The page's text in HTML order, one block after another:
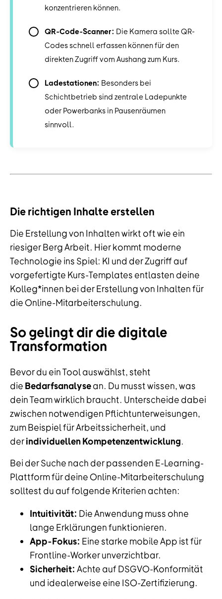
konzentrieren können.
QR-Code-Scanner: Die Kamera sollte QR-
Codes schnell erfassen können für den
direkten Zugriff vom Aushang zum Kurs.
Ladestationen: Besonders bei
Schichtbetrieb sind zentrale Ladepunkte
oder Powerbanks in Pausenräumen
sinnvoll.
Die richtigen Inhalte erstellen
Die Erstellung von Inhalten wirkt oft wie ein
riesiger Berg Arbeit. Hier kommt moderne
Technologie ins Spiel: KI und der Zugriff auf
vorgefertigte Kurs-Templates entlasten deine
Kolleg*innen bei der Erstellung von Inhalten für
die Online-Mitarbeiterschulung.
So gelingt dir die digitale
Transformation
Bevor du ein Tool auswählst, steht
die Bedarfsanalysean. Du musst wissen, was
dein Team wirklich braucht. Unterscheide dabei
zwischen notwendigen Pflichtunterweisungen,
zum Beispiel für Arbeitssicherheit, und
derindividuellen Kompetenzentwicklung.
Bei der Suche nach der passenden E-Learning-
Plattform für deine Online-Mitarbeiterschulung
solltest du auf folgende Kriterien achten:
Intuitivität: Die Anwendung muss ohne
lange Erklärungen funktionieren.
App-Fokus: Eine starke mobile App ist für
Frontline-Worker unverzichtbar.
Sicherheit: Achte auf DSGVO-Konformität
und idealerweise eine ISO-Zertifizierung.